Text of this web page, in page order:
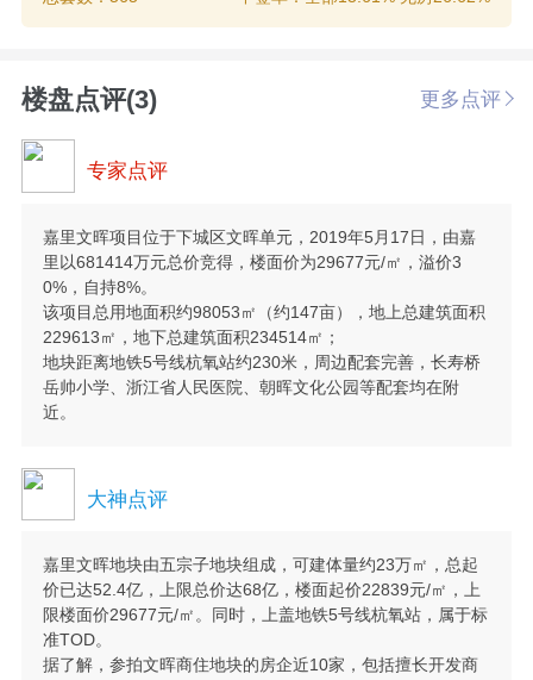
楼盘点评(3) 更多点评
专家点评
嘉里文晖项目位于下城区文晖单元，2019年5月17日，由嘉
里以681414万元总价竞得，楼面价为29677元/㎡，溢价3
0%，自持8%。
该项目总用地面积约98053㎡（约147亩），地上总建筑面积
229613㎡，地下总建筑面积234514㎡；
地块距离地铁5号线杭氧站约230米，周边配套完善，长寿桥
岳帅小学、浙江省人民医院、朝晖文化公园等配套均在附
近。
大神点评
嘉里文晖地块由五宗子地块组成，可建体量约23万㎡，总起
价已达52.4亿，上限总价达68亿，楼面起价22839元/㎡，上
限楼面价29677元/㎡。同时，上盖地铁5号线杭氧站，属于标
准TOD。
据了解，参拍文晖商住地块的房企近10家，包括擅长开发商